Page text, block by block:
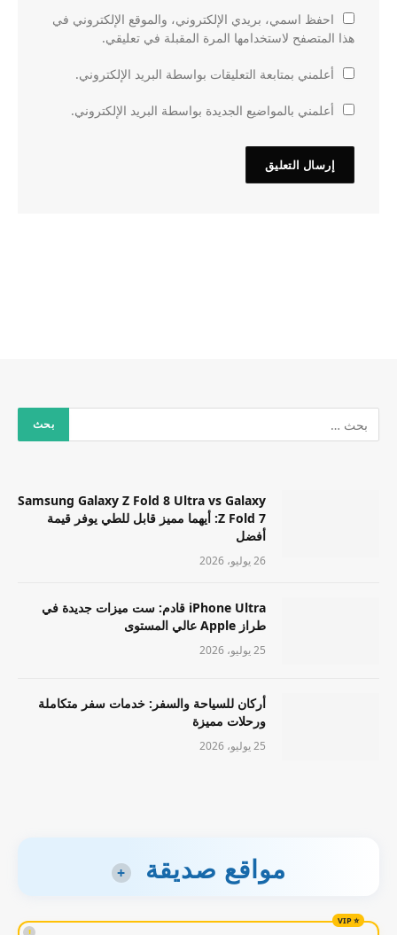
احفظ اسمي، بريدي الإلكتروني، والموقع الإلكتروني في
هذا المتصفح لاستخدامها المرة المقبلة في تعليقي.
أعلمني بمتابعة التعليقات بواسطة البريد الإلكتروني.
أعلمني بالمواضيع الجديدة بواسطة البريد الإلكتروني.
Samsung Galaxy Z Fold 8 Ultra vs Galaxy
Z Fold 7: أيهما مميز قابل للطي يوفر قيمة
أفضل
26 يوليو، 2026
iPhone Ultra قادم: ست ميزات جديدة في
طراز Apple عالي المستوى
25 يوليو، 2026
أركان للسياحة والسفر: خدمات سفر متكاملة
ورحلات مميزة
25 يوليو، 2026
مواقع صديقة +